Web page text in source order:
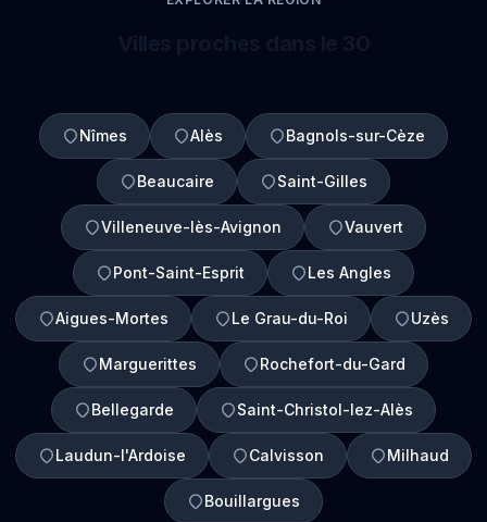
Nîmes Alès Bagnols-sur-Cèze
Beaucaire Saint-Gilles
Villeneuve-lès-Avignon Vauvert
Pont-Saint-Esprit Les Angles
Aigues-Mortes Le Grau-du-Roi Uzès
Marguerittes Rochefort-du-Gard
Bellegarde Saint-Christol-lez-Alès
Laudun-l'Ardoise Calvisson Milhaud
Bouillargues